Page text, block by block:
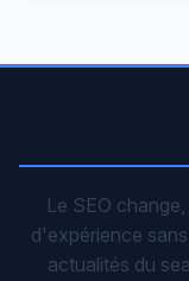
Le SEO
d'expérience
actualités du